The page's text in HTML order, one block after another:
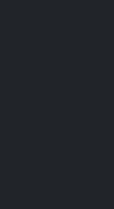
отоплением.
с работами
перегруза